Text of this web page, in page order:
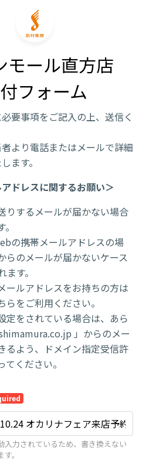
モール直方店
フォーム
要事項をご記入の上、送信く
より電話またはメールで詳細
ます。
ドレスに関するお願い＞
りするメールが届かない場合
の携帯メールアドレスの場
らのメールが届かないケース
す。
ールアドレスをお持ちの方は
らをご利用ください。
定をされている場合は、あら
」からのメー
るよう、ドメイン指定受信許
ください。
入力されているため、書き換えない
。